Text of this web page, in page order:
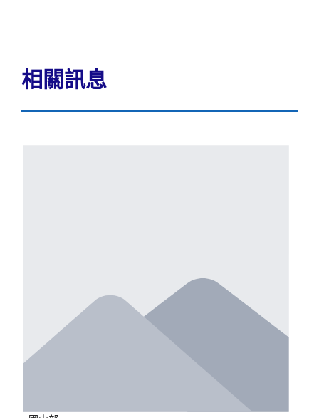
相關訊息